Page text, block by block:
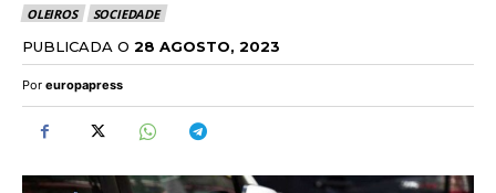
OLEIROS SOCIEDADE
PUBLICADA O 28 AGOSTO, 2023
Por europapress